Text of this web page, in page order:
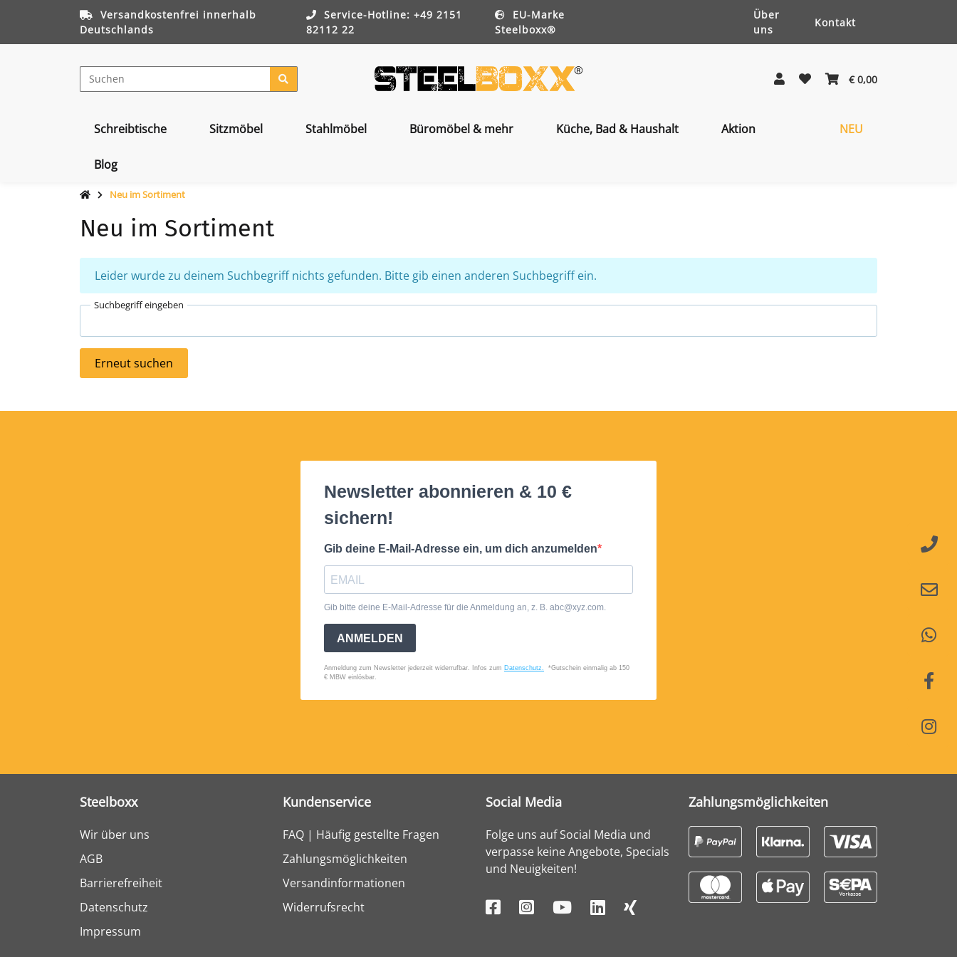
Versandkostenfrei innerhalb
Deutschlands
Service-Hotline: +49 2151
82112 22
EU-Marke
Steelboxx®
Über
uns
Kontakt
€ 0,00
Schreibtische Sitzmöbel Stahlmöbel Büromöbel & mehr Küche, Bad & Haushalt Aktion NEU
Blog
Neu im Sortiment
Neu im Sortiment
x
Leider wurde zu deinem Suchbegriff nichts gefunden. Bitte gib einen anderen Suchbegriff ein.
Suchbegriff eingeben
Erneut suchen
Steelboxx
Wir über uns
AGB
Barrierefreiheit
Datenschutz
Impressum
Kundenservice
FAQ | Häufig gestellte Fragen
Zahlungsmöglichkeiten
Versandinformationen
Widerrufsrecht
Social Media
Folge uns auf Social Media und
verpasse keine Angebote, Specials
und Neuigkeiten!
Zahlungsmöglichkeiten